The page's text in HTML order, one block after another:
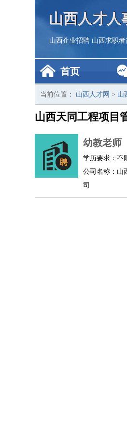
山西人才人
山西企业招聘 山西求职者
首页
当前位置： 山西人才网 > 山
山西天同工程项目
幼教老师
学历要求：不
公司名称：山
司